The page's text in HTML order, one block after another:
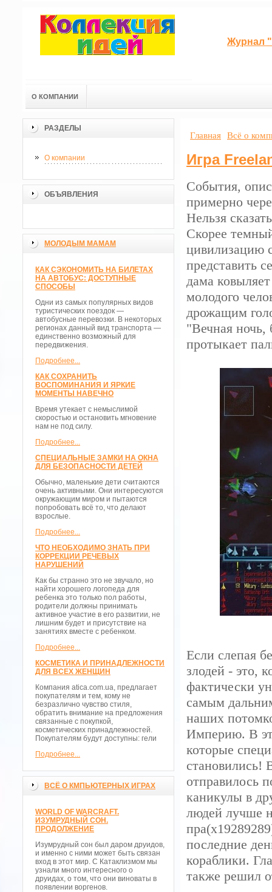
Журнал
О КОМПАНИИ
РАЗДЕЛЫ
О компании
ОБЪЯВЛЕНИЯ
МОЛОДЫМ МАМАМ
КАК СЭКОНОМИТЬ НА БИЛЕТАХ
НА АВТОБУС: ДОСТУПНЫЕ
СПОСОБЫ
Одни из самых популярных видов
туристических поездок —
автобусные перевозки. В некоторых
регионах данный вид транспорта —
единственно возможный для
передвижения.
Подробнее...
КАК СОХРАНИТЬ
ВОСПОМИНАНИЯ И ЯРКИЕ
МОМЕНТЫ НАВЕЧНО
Время утекает с немыслимой
скоростью и остановить мгновение
нам не под силу.
Подробнее...
СПЕЦИАЛЬНЫЕ ЗАМКИ НА ОКНА
ДЛЯ БЕЗОПАСНОСТИ ДЕТЕЙ
Обычно, маленькие дети считаются
очень активными. Они интересуются
окружающим миром и пытаются
попробовать всё то, что делают
взрослые.
Подробнее...
ЧТО НЕОБХОДИМО ЗНАТЬ ПРИ
КОРРЕКЦИИ РЕЧЕВЫХ
НАРУШЕНИЙ
Как бы странно это не звучало, но
найти хорошего логопеда для
ребенка это только пол работы,
родители должны принимать
активное участие в его развитии, не
лишним будет и присутствие на
занятиях вместе с ребенком.
Подробнее...
КОСМЕТИКА И ПРИНАДЛЕЖНОСТИ
ДЛЯ ВСЕХ ЖЕНЩИН
Компания atica.com.ua, предлагает
покупателям и тем, кому не
безразлично чувство стиля,
обратить внимание на предложения
связанные с покупкой,
косметических принадлежностей.
Покупателям будут доступны: гели
Подробнее...
ВСЁ О КМПЬЮТЕРНЫХ ИГРАХ
WORLD OF WARCRAFT.
ИЗУМРУДНЫЙ СОН.
ПРОДОЛЖЕНИЕ
Изумрудный сон был даром друидов,
и именно с ними может быть связан
вход в этот мир. С Катаклизмом мы
узнали много интересного о
друидах, о том, что они виноваты в
появлении воргенов.
Главная Всё о
Игра
События,
примерно
Нельзя
Скорее
цивилизацию
представить
дама
молодого
дрожащим
"Вечная ночь,
протыкает
Если слепая
злодей - это,
фактически
самым
наших
Империю. В
которые
становились!
отправилось
каникулы в
людей лучше
последние
кораблики.
также решил